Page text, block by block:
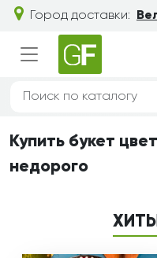
Город доставки:
Купить букет
недорого